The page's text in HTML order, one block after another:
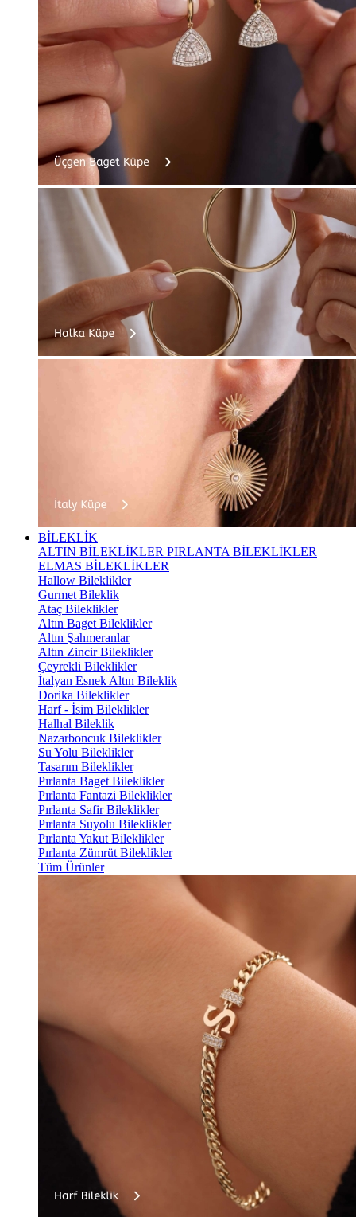
BİLEKLİK
ALTIN BİLEKLİKLER PIRLANTA BİLEKLİKLER
ELMAS BİLEKLİKLER
Hallow Bileklikler
Gurmet Bileklik
Ataç Bileklikler
Altın Baget Bileklikler
Altın Şahmeranlar
Altın Zincir Bileklikler
Çeyrekli Bileklikler
İtalyan Esnek Altın Bileklik
Dorika Bileklikler
Harf - İsim Bileklikler
Halhal Bileklik
Nazarboncuk Bileklikler
Su Yolu Bileklikler
Tasarım Bileklikler
Pırlanta Baget Bileklikler
Pırlanta Fantazi Bileklikler
Pırlanta Safir Bileklikler
Pırlanta Suyolu Bileklikler
Pırlanta Yakut Bileklikler
Pırlanta Zümrüt Bileklikler
Tüm Ürünler